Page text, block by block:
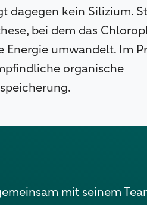
dagegen kein Silizium.
bei dem das
Energie umwandelt. Im
organische
mit seinem